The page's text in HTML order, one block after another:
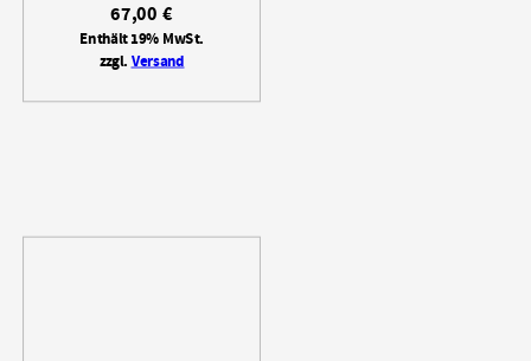
67,00€
Enthält 19% MwSt.
zzgl.Versand